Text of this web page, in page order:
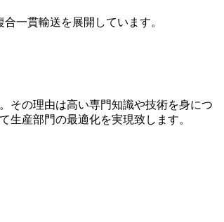
一貫輸送を展開しています。
その理由は高い専門知識や技術を身につ
生産部門の最適化を実現致します。